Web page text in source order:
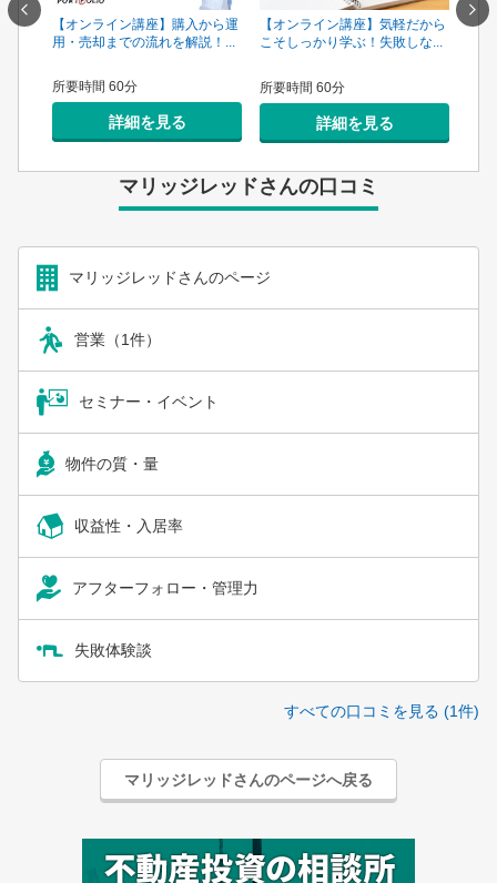
手は
【オンライン講座】購入から運
用・売却までの流れを解説！...
所要時間 60分
詳細を見る
【オンライン講座】気軽だから
こそしっかり学ぶ！失敗しな...
所要時間 60分
詳細を見る
【オ
マリッジレッドさんの口コミ
マリッジレッドさんのページ
営業（1件）
セミナー・イベント
物件の質・量
収益性・入居率
アフターフォロー・管理力
失敗体験談
すべての口コミを見る (1件)
マリッジレッドさんのページへ戻る